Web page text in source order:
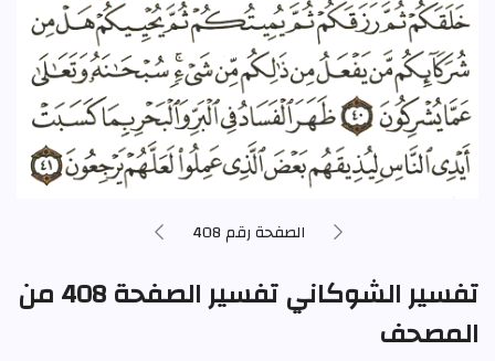
الصفحة رقم 408
تفسير الشوكاني تفسير الصفحة 408 من
المصحف